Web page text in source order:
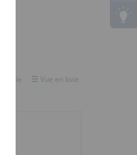
Vue en liste